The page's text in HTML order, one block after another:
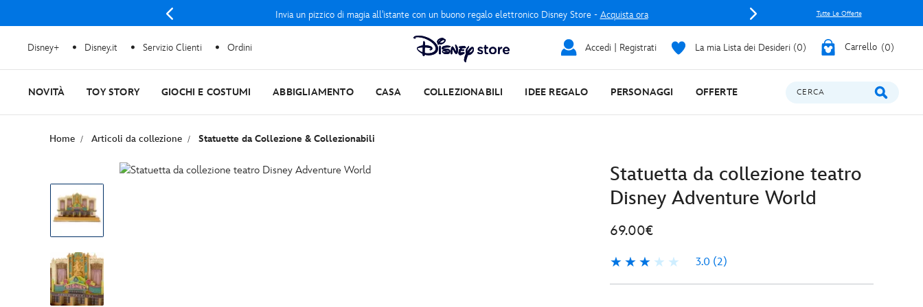
Invia un pizzico di magia all'istante con un buono regalo elettronico Disney Store - Acquista ora Tutte Le Offerte
Disney+ Disney.it Servizio Clienti Ordini Accedi | Registrati La mia Lista dei Desideri 0 Carrello 0
NOVITÀ TOY STORY GIOCHI E COSTUMI ABBIGLIAMENTO CASA COLLEZIONABILI IDEE REGALO PERSONAGGI OFFERTE CERCA
Home Articoli da collezione Statuette da Collezione & Collezionabili
Statuetta da collezione teatro
Disney Adventure World
69.00€
3.0 (2)
3.0